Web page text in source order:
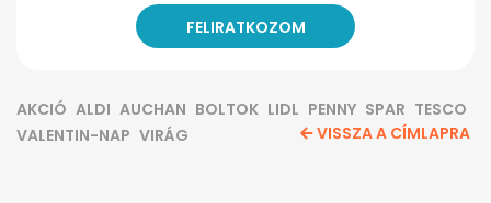
AKCIÓ ALDI AUCHAN BOLTOK LIDL PENNY SPAR TESCO
VALENTIN-NAP VIRÁG VISSZA A CÍMLAPRA